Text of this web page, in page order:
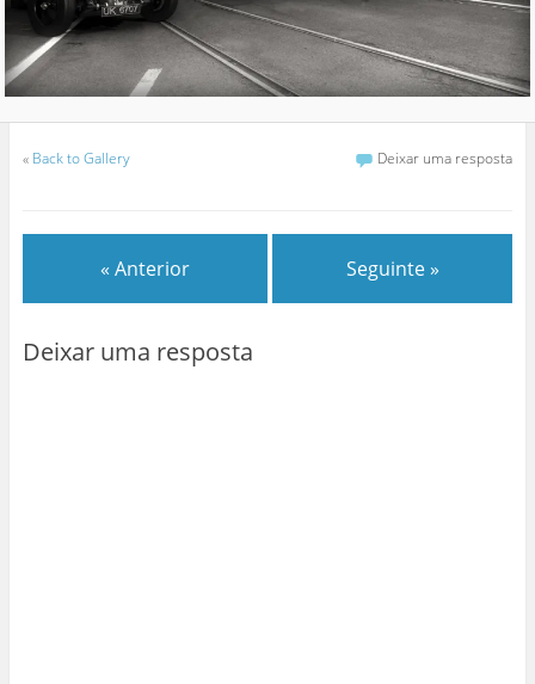
« Back to Gallery Deixar uma resposta
« Anterior Seguinte »
Deixar uma resposta